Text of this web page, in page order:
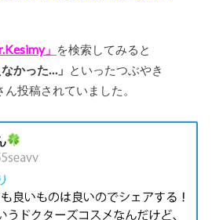
」 を検索してみると
かった…」 といったつぶやき
ん投稿されていました。